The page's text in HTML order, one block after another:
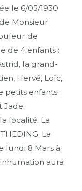
le 6/05/1930
Monsieur
de
de 4 enfants :
la grand-
Hervé, Loïc,
petits enfants :
Jade.
localité. La
La
lundi 8 Mars à
aura